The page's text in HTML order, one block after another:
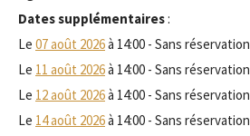
Dates supplémentaires :
Le 07 août 2026à 14:00 - Sans réservation
Le 11 août 2026à 14:00 - Sans réservation
Le 12 août 2026à 14:00 - Sans réservation
Le 14 août 2026à 14:00 - Sans réservation